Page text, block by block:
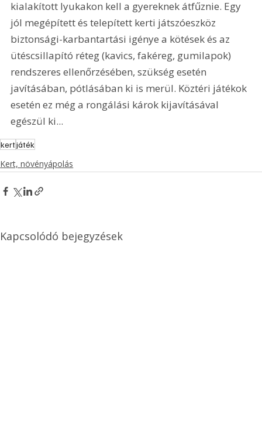
kialakított lyukakon kell a gyereknek átfűznie. Egy
jól megépített és telepített kerti játszóeszköz
biztonsági-karbantartási igénye a kötések és az
ütéscsillapító réteg (kavics, fakéreg, gumilapok)
rendszeres ellenőrzésében, szükség esetén
javításában, pótlásában ki is merül. Köztéri játékok
esetén ez még a rongálási károk kijavításával
egészül ki...
kertjáték
Kert, növényápolás
Kapcsolódó bejegyzések